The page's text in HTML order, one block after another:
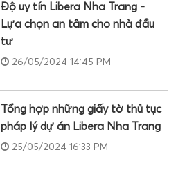
Độ uy tín Libera Nha Trang -
Lựa chọn an tâm cho nhà đầu
tư
26/05/2024 14:45 PM
Tổng hợp những giấy tờ thủ tục
pháp lý dự án Libera Nha Trang
25/05/2024 16:33 PM